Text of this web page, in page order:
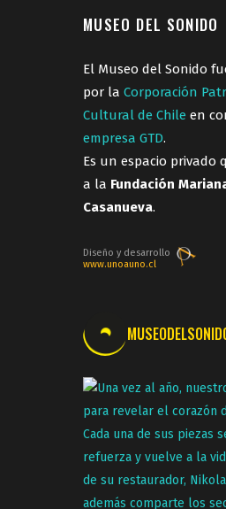
MUSEO DEL SONIDO
El Museo del Sonido
por la Corporación
Cultural de Chile en
empresa GTD.
Es un espacio privado
a la Fundación
Casanueva.
Diseño y desarrollo
www.unoauno.cl